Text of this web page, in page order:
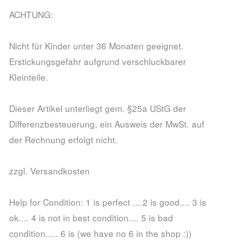
ACHTUNG:
Nicht für Kinder unter 36 Monaten geeignet.
Erstickungsgefahr aufgrund verschluckbarer
Kleinteile.
Dieser Artikel unterliegt gem. §25a UStG der
Differenzbesteuerung, ein Ausweis der MwSt. auf
der Rechnung erfolgt nicht.
zzgl. Versandkosten
Help for Condition: 1 is perfect ....2 is good.... 3 is
ok.... 4 is not in best condition.... 5 is bad
condition..... 6 is (we have no 6 in the shop :))